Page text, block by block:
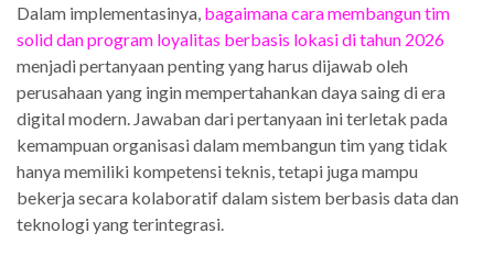
Dalam implementasinya, bagaimana cara membangun tim
solid dan program loyalitas berbasis lokasi di tahun 2026
menjadi pertanyaan penting yang harus dijawab oleh
perusahaan yang ingin mempertahankan daya saing di era
digital modern. Jawaban dari pertanyaan ini terletak pada
kemampuan organisasi dalam membangun tim yang tidak
hanya memiliki kompetensi teknis, tetapi juga mampu
bekerja secara kolaboratif dalam sistem berbasis data dan
teknologi yang terintegrasi.